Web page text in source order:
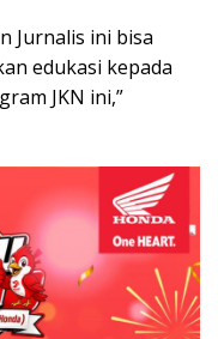
Jurnalis ini bisa
edukasi kepada
JKN ini,”